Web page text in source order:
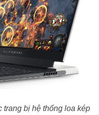
bị hệ thống loa kép